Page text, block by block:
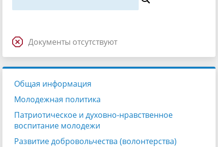
Документы отсутствуют
Общая информация
Молодежная политика
Патриотическое и духовно-нравственное
воспитание молодежи
Развитие добровольчества (волонтерства)